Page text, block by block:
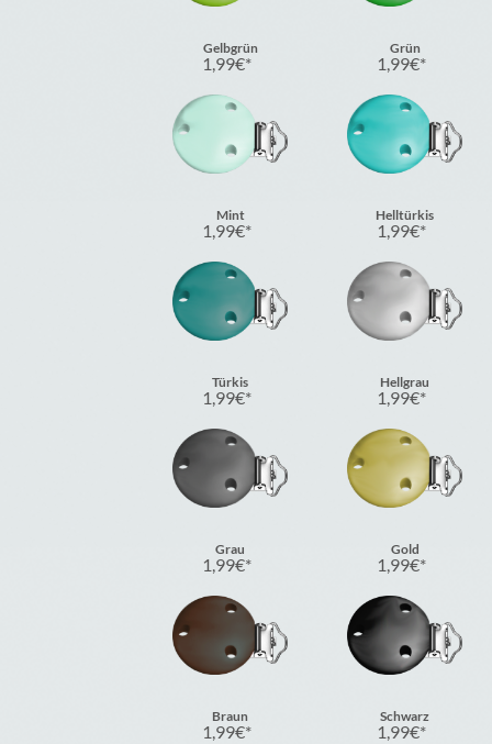
Gelbgrün
1,99€
Grün
1,99€
Mint
1,99€
Helltürkis
1,99€
Türkis
1,99€
Hellgrau
1,99€
Grau
1,99€
Gold
1,99€
Braun
1,99€
Schwarz
1,99€